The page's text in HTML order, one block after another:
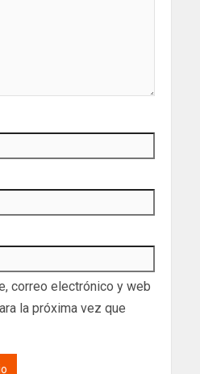
correo electrónico y web
la próxima vez que